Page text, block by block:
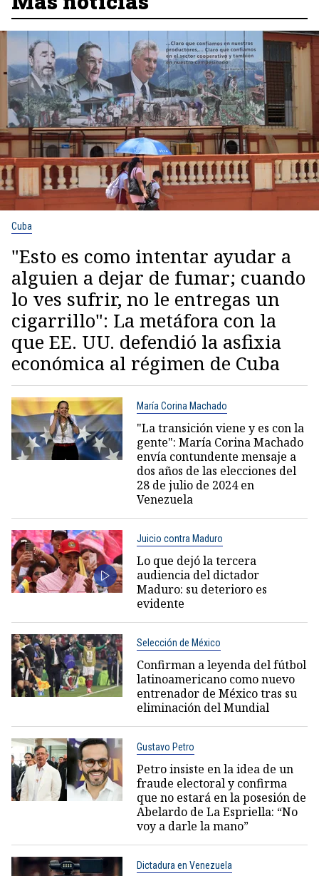
Cuba
"Esto es como intentar ayudar a
alguien a dejar de fumar; cuando
lo ves sufrir, no le entregas un
cigarrillo": La metáfora con la
que EE. UU. defendió la asfixia
económica al régimen de Cuba
María Corina Machado
"La transición viene y es con la
gente": María Corina Machado
envía contundente mensaje a
dos años de las elecciones del
28 de julio de 2024 en
Venezuela
Juicio contra Maduro
Lo que dejó la tercera
audiencia del dictador
Maduro: su deterioro es
evidente
Selección de México
Confirman a leyenda del fútbol
latinoamericano como nuevo
entrenador de México tras su
eliminación del Mundial
Gustavo Petro
Petro insiste en la idea de un
fraude electoral y confirma
que no estará en la posesión de
Abelardo de La Espriella: “No
voy a darle la mano”
Dictadura en Venezuela